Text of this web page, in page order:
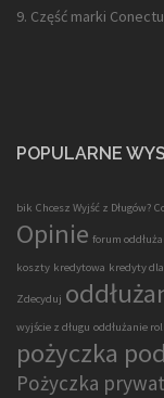
9. Część marki
POPULARNE
bik Chcesz Wyjść z Długów?
Opinie forum
koszty kredytowa kredyty
Zdecyduj
wyjście z długu oddłużanie
pożyczka
Pożyczka